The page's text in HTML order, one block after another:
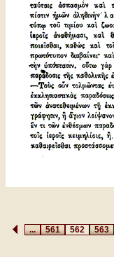
...561 562 563